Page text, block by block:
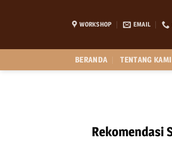
WORKSHOP EMAIL
BERANDA TENTANG KAMI
Rekomendasi